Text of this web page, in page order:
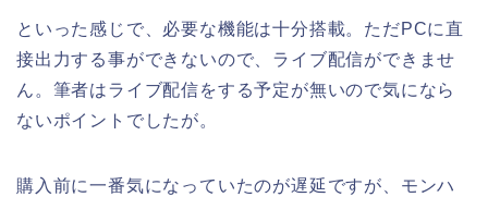
といった感じで、必要な機能は十分搭載。ただPCに直
接出力する事ができないので、ライブ配信ができませ
ん。筆者はライブ配信をする予定が無いので気になら
ないポイントでしたが。
購入前に一番気になっていたのが遅延ですが、モンハ